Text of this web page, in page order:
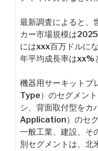
最新調査によると、
カー市場規模は
にはxxx百万ドルに
年平均成長率はxx%
機器用サーキットブ
Type）のセグメン
シ、背面取付型をカ
Application）のセグ
一般工業、建設、そ
別セグメントは、北